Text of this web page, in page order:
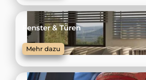
Fenster & Türen
Mehr dazu